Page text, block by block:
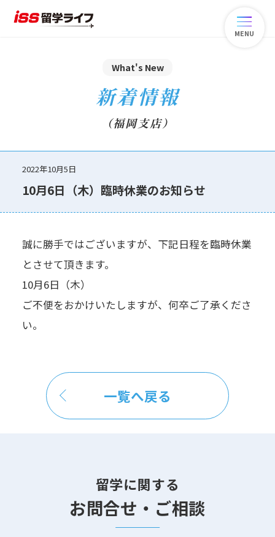
MENU
What's New
新着情報
（福岡支店）
2022年10月5日
10月6日（木）臨時休業のお知らせ
誠に勝手ではございますが、下記日程を臨時休業
とさせて頂きます。
10月6日（木）
ご不便をおかけいたしますが、何卒ご了承くださ
い。
一覧へ戻る
留学に関する
お問合せ・ご相談